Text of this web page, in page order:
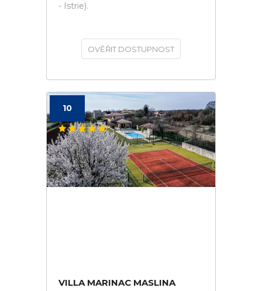
- Istrie).
OVĚŘIT DOSTUPNOST
10
VILLA MARINAC MASLINA